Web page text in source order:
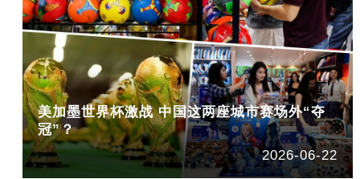
美加墨世界杯激战 中国这两座城市赛场外“夺
冠”？
2026-06-22